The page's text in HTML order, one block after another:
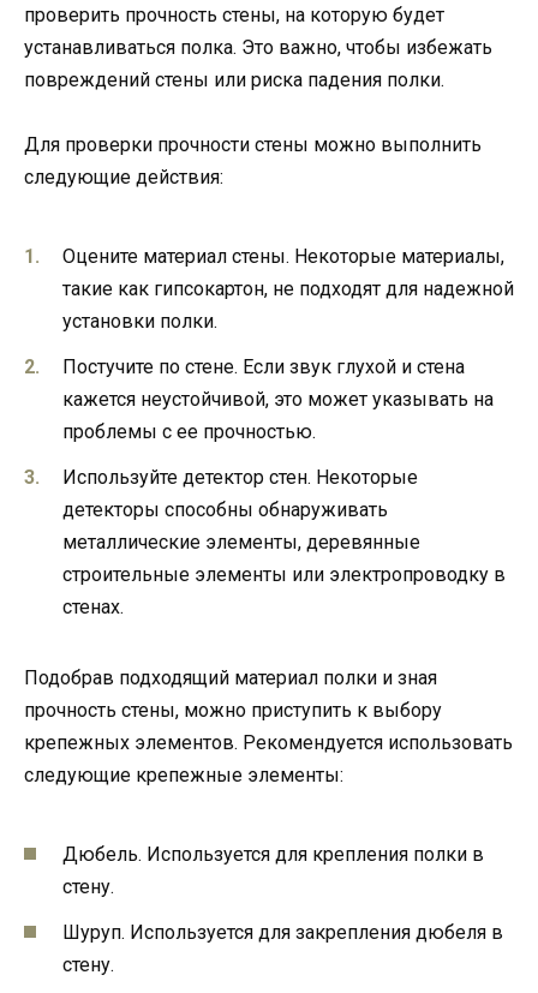
проверить прочность стены, на которую будет
устанавливаться полка. Это важно, чтобы избежать
повреждений стены или риска падения полки.
Для проверки прочности стены можно выполнить
следующие действия:
Оцените материал стены. Некоторые материалы,
такие как гипсокартон, не подходят для надежной
установки полки.
Постучите по стене. Если звук глухой и стена
кажется неустойчивой, это может указывать на
проблемы с ее прочностью.
Используйте детектор стен. Некоторые
детекторы способны обнаруживать
металлические элементы, деревянные
строительные элементы или электропроводку в
стенах.
Подобрав подходящий материал полки и зная
прочность стены, можно приступить к выбору
крепежных элементов. Рекомендуется использовать
следующие крепежные элементы:
Дюбель. Используется для крепления полки в
стену.
Шуруп. Используется для закрепления дюбеля в
стену.